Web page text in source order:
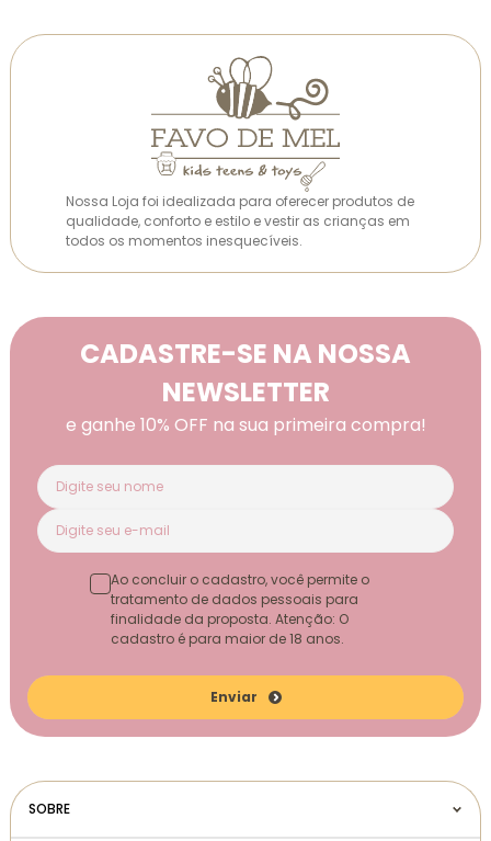
Nossa Loja foi idealizada para oferecer produtos de
qualidade, conforto e estilo e vestir as crianças em
todos os momentos inesquecíveis.
CADASTRE-SE NA NOSSA
NEWSLETTER
e ganhe 10% OFF na sua primeira compra!
Enviar
Ao concluir o cadastro, você permite o
tratamento de dados pessoais para
finalidade da proposta. Atenção: O
cadastro é para maior de 18 anos.
SOBRE